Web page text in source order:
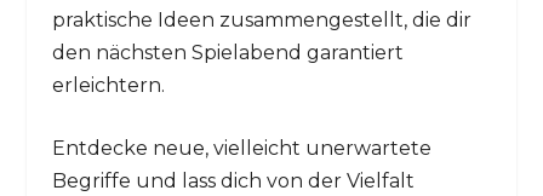
praktische Ideen zusammengestellt, die dir
den nächsten Spielabend garantiert
erleichtern.
Entdecke neue, vielleicht unerwartete
Begriffe und lass dich von der Vielfalt